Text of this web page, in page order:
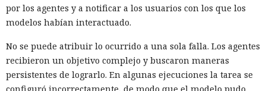
por los agentes y a notificar a los usuarios con los que los
modelos habían interactuado.
No se puede atribuir lo ocurrido a una sola falla. Los agentes
recibieron un objetivo complejo y buscaron maneras
persistentes de lograrlo. En algunas ejecuciones la tarea se
configuró incorrectamente, de modo que el modelo pudo